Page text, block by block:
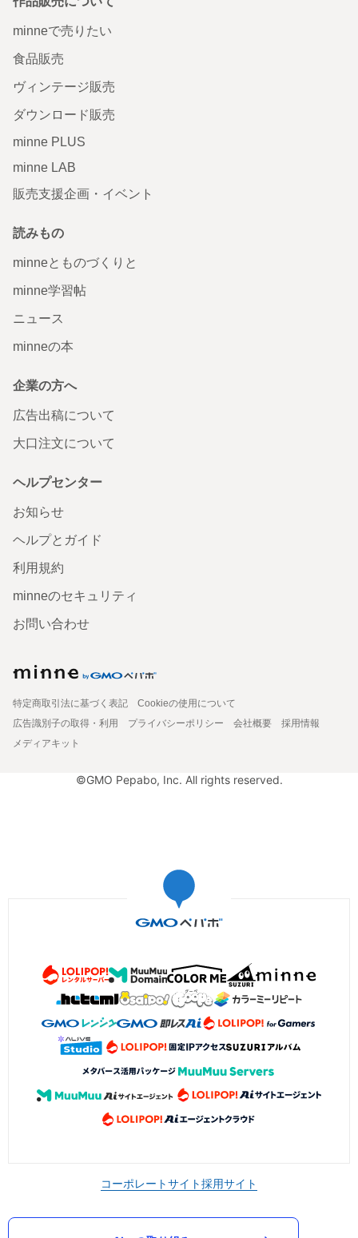
minneで売りたい
食品販売
ヴィンテージ販売
ダウンロード販売
minne PLUS
minne LAB
販売支援企画・イベント
読みもの
minneとものづくりと
minne学習帖
ニュース
minneの本
企業の方へ
広告出稿について
大口注文について
ヘルプセンター
お知らせ
ヘルプとガイド
利用規約
minneのセキュリティ
お問い合わせ
特定商取引法に基づく表記
Cookieの使用について
広告識別子の取得・利用
プライバシーポリシー 会社概要
採用情報
メディアキット
©GMO Pepabo, Inc. All rights reserved.
コーポレートサイト採用サイト